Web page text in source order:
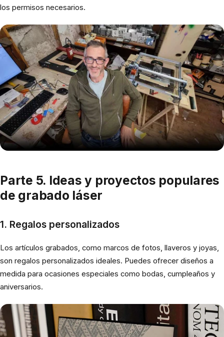
los permisos necesarios.
Parte 5. Ideas y proyectos populares
de grabado láser
1. Regalos personalizados
Los artículos grabados, como marcos de fotos, llaveros y joyas,
son regalos personalizados ideales. Puedes ofrecer diseños a
medida para ocasiones especiales como bodas, cumpleaños y
aniversarios.